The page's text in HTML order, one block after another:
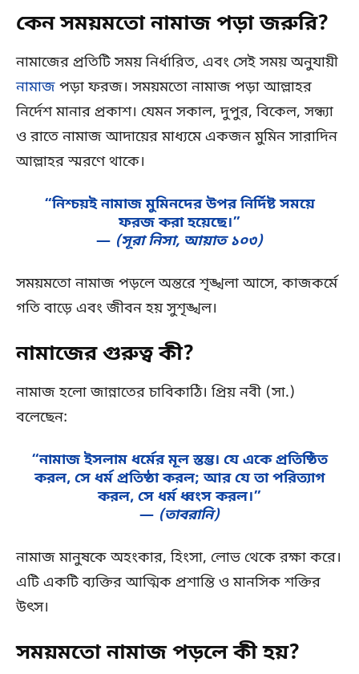
কেন সময়মতো নামাজ পড়া জরুরি?
নামাজের প্রতিটি সময় নির্ধারিত, এবং সেই সময় অনুযায়ী
নামাজ পড়া ফরজ। সময়মতো নামাজ পড়া আল্লাহর
নির্দেশ মানার প্রকাশ। যেমন সকাল, দুপুর, বিকেল, সন্ধ্যা
ও রাতে নামাজ আদায়ের মাধ্যমে একজন মুমিন সারাদিন
আল্লাহর স্মরণে থাকে।
“নিশ্চয়ই নামাজ মুমিনদের উপর নির্দিষ্ট সময়ে
ফরজ করা হয়েছে।”
— (সূরা নিসা, আয়াত ১০৩)
সময়মতো নামাজ পড়লে অন্তরে শৃঙ্খলা আসে, কাজকর্মে
গতি বাড়ে এবং জীবন হয় সুশৃঙ্খল।
নামাজের গুরুত্ব কী?
নামাজ হলো জান্নাতের চাবিকাঠি। প্রিয় নবী (সা.)
বলেছেন:
“নামাজ ইসলাম ধর্মের মূল স্তম্ভ। যে একে প্রতিষ্ঠিত
করল, সে ধর্ম প্রতিষ্ঠা করল; আর যে তা পরিত্যাগ
করল, সে ধর্ম ধ্বংস করল।”
— (তাবরানি)
নামাজ মানুষকে অহংকার, হিংসা, লোভ থেকে রক্ষা করে।
এটি একটি ব্যক্তির আত্মিক প্রশান্তি ও মানসিক শক্তির
উৎস।
সময়মতো নামাজ পড়লে কী হয়?